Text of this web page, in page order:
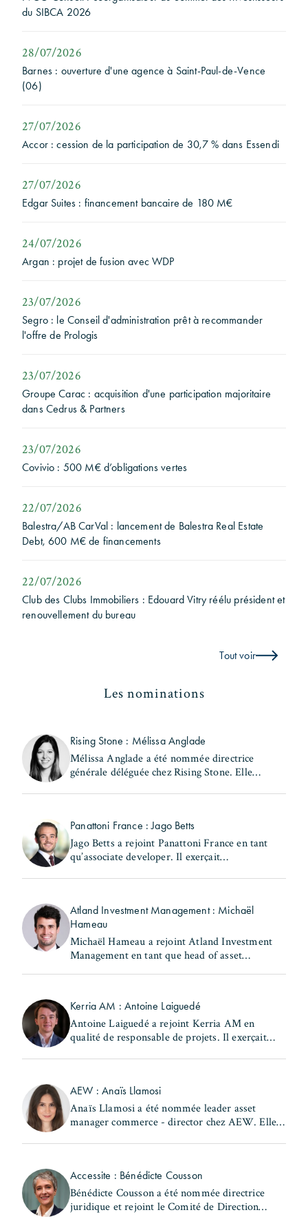
du SIBCA 2026
28/07/2026
Barnes : ouverture d'une agence à Saint-Paul-de-Vence
(06)
27/07/2026
Accor : cession de la participation de 30,7 % dans Essendi
27/07/2026
Edgar Suites : financement bancaire de 180 M€
24/07/2026
Argan : projet de fusion avec WDP
23/07/2026
Segro : le Conseil d'administration prêt à recommander
l'offre de Prologis
23/07/2026
Groupe Carac : acquisition d'une participation majoritaire
dans Cedrus & Partners
23/07/2026
Covivio : 500 M€ d’obligations vertes
22/07/2026
Balestra/AB CarVal : lancement de Balestra Real Estate
Debt, 600 M€ de financements
22/07/2026
Club des Clubs Immobiliers : Edouard Vitry réélu président et
renouvellement du bureau
Tout voir
Les nominations
Rising Stone : Mélissa Anglade
Mélissa Anglade a été nommée directrice
générale déléguée chez Rising Stone. Elle
Panattoni France : Jago Betts
Jago Betts a rejoint Panattoni France en tant
qu’associate developer. Il exerçait
Atland Investment Management : Michaël
Hameau
Michaël Hameau a rejoint Atland Investment
Management en tant que head of asset
Kerria AM : Antoine Laiguedé
Antoine Laiguedé a rejoint Kerria AM en
qualité de responsable de projets. Il exerçait
AEW : Anaïs Llamosi
Anaïs Llamosi a été nommée leader asset
manager commerce - director chez AEW. Elle
Accessite : Bénédicte Cousson
Bénédicte Cousson a été nommée directrice
juridique et rejoint le Comité de Direction